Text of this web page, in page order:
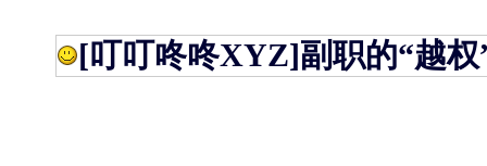
[叮叮咚咚XYZ]副职的“越